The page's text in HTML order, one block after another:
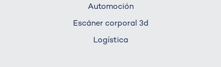
Automoción
Escáner corporal 3d
Logística